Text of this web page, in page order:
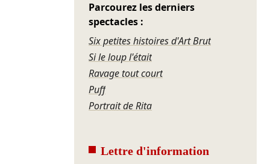
Parcourez les derniers
spectacles :
Six petites histoires d'Art Brut
Si le loup l'était
Ravage tout court
Puff
Portrait de Rita
Lettre d'information